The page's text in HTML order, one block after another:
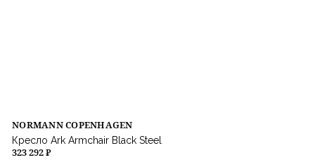
NORMANN COPENHAGEN
Кресло Ark Armchair Black Steel
323 292 ₽